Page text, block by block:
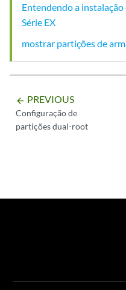
Entendendo a
Série EX
mostrar partições de
arrow_backward PREVIOUS
Configuração de
partições dual-root